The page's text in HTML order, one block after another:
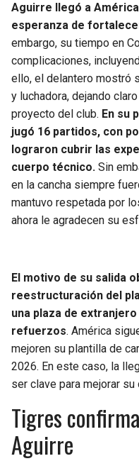
Aguirre llegó a
esperanza de
embargo, su tiempo en
complicaciones,
ello, el delantero mostró
y luchadora, dejando
proyecto del club. En su
jugó 16 partidos, con
lograron cubrir las
cuerpo técnico. Sin
en la cancha siempre
mantuvo respetada por
ahora le agradecen su
El motivo de su salida
reestructuración del
una plaza de
refuerzos. América
mejoren su plantilla de
2026. En este caso, la
ser clave para mejorar su
Tigres
Aguirre